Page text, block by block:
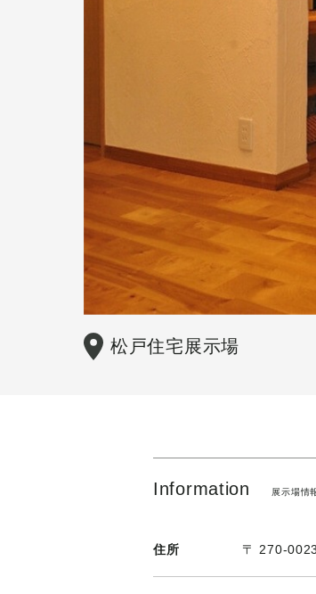
松戸住宅展示場
Information 展示場情
住所 〒 270-